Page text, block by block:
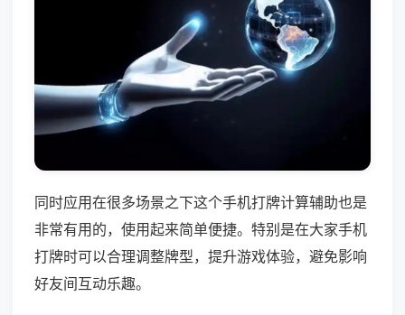
同时应用在很多场景之下这个手机打牌计算辅助也是
非常有用的，使用起来简单便捷。特别是在大家手机
打牌时可以合理调整牌型，提升游戏体验，避免影响
好友间互动乐趣。